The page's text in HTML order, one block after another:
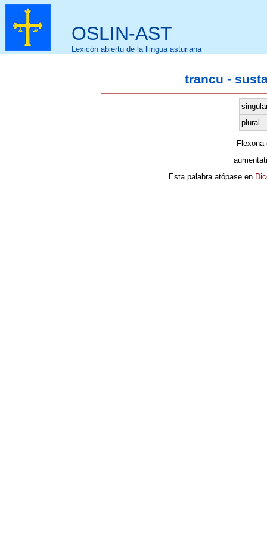
OSLIN-AST
Lexicón abiertu de la llingua asturiana
trancu -
plural
Esta palabra atópase en